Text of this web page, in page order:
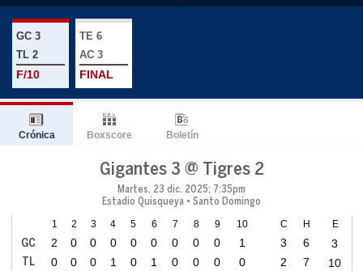
GC 3
TL 2
F/10
TE 6
AC 3
FINAL
Crónica Boxscore Boletín
Gigantes 3 @ Tigres 2
Martes, 23 dic. 2025; 7:35pm
Estadio Quisqueya • Santo Domingo
1 2 3 4 5 6 7 8 9 10 C H E
GC 2 0 0 0 0 0 0 0 0 1 3 6 3
TL 0 0 0 1 0 1 0 0 0 0 2 7 10